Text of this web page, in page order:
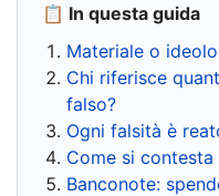
📋 In questa guida
Materiale o
Chi riferisce
falso?
Ogni falsità è
Come si
Banconote: